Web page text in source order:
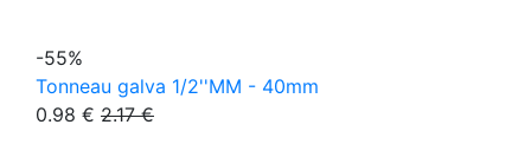
-55%
Tonneau galva 1/2''MM - 40mm
0.98 € 2.17 €